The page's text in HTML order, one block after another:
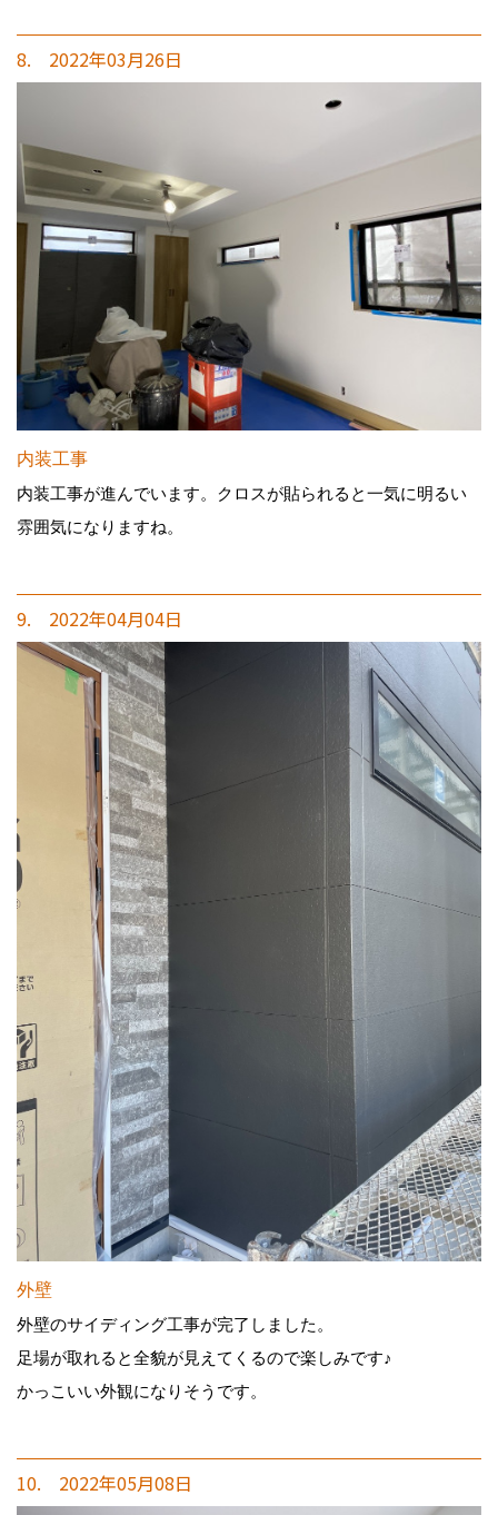
8. 2022年03月26日
内装工事
内装工事が進んでいます。クロスが貼られると一気に明るい
雰囲気になりますね。
9. 2022年04月04日
外壁
外壁のサイディング工事が完了しました。
足場が取れると全貌が見えてくるので楽しみです♪
かっこいい外観になりそうです。
10. 2022年05月08日